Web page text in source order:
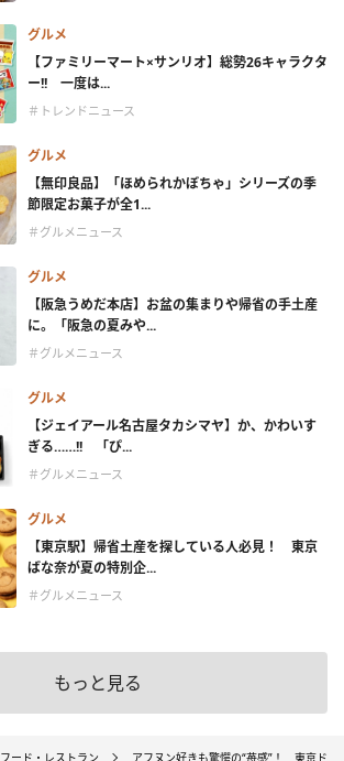
グルメ
【ファミリーマート×サンリオ】総勢26キャラクタ
ー!! 一度は...
＃トレンドニュース
グルメ
【無印良品】「ほめられかぼちゃ」シリーズの季
節限定お菓子が全1...
＃グルメニュース
グルメ
【阪急うめだ本店】お盆の集まりや帰省の手土産
に。「阪急の夏みや...
＃グルメニュース
グルメ
【ジェイアール名古屋タカシマヤ】か、かわいす
ぎる……!! 「ぴ...
＃グルメニュース
グルメ
【東京駅】帰省土産を探している人必見！ 東京
ばな奈が夏の特別企...
＃グルメニュース
もっと見る
フード・レストラン アフヌン好きも驚愕の“苺感”！ 東京ドー